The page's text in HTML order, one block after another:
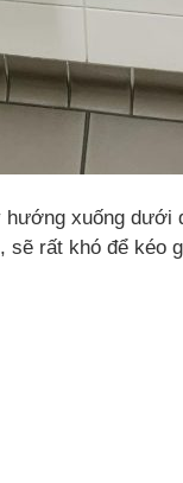
xuống
sẽ rất khó để kéo